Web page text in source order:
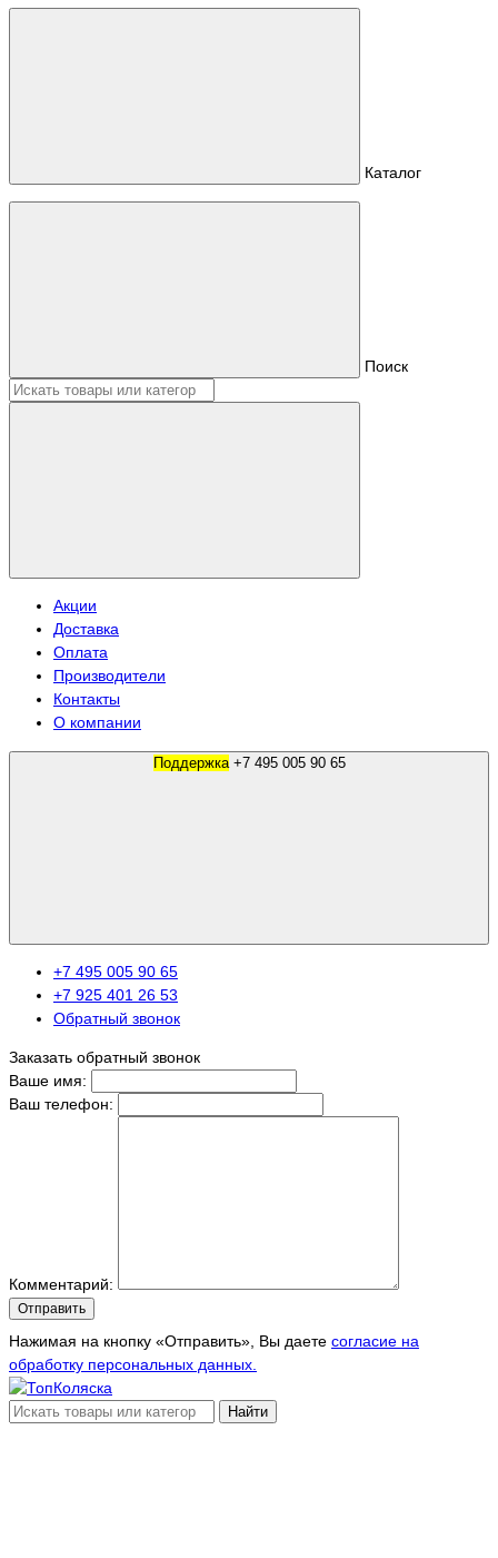
Каталог
Поиск
Акции
Доставка
Оплата
Производители
Контакты
О компании
Поддержка +7 495 005 90 65
+7 495 005 90 65
+7 925 401 26 53
Обратный звонок
Заказать обратный звонок
Ваше имя:
Ваш телефон:
Комментарий:
Отправить
Нажимая на кнопку «Отправить», Вы даете согласие на
обработку персональных данных.
Найти